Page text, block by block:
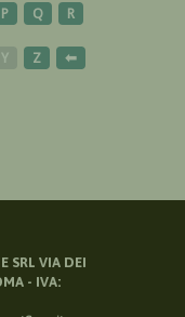
P Q R
Y Z ⬅
SRL VIA DEI
- IVA: